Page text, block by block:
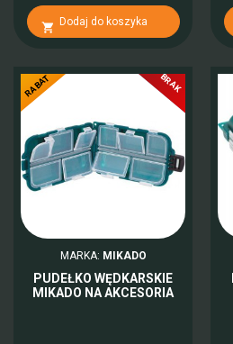
 Dodaj do koszyka
-10%
RABAT BRAK
MARKA: MIKADO
PUDEŁKO WĘDKARSKIE
MIKADO NA AKCESORIA